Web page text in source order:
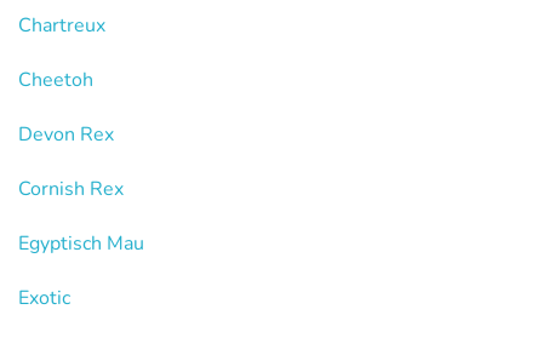
Chartreux
Cheetoh
Devon Rex
Cornish Rex
Egyptisch Mau
Exotic